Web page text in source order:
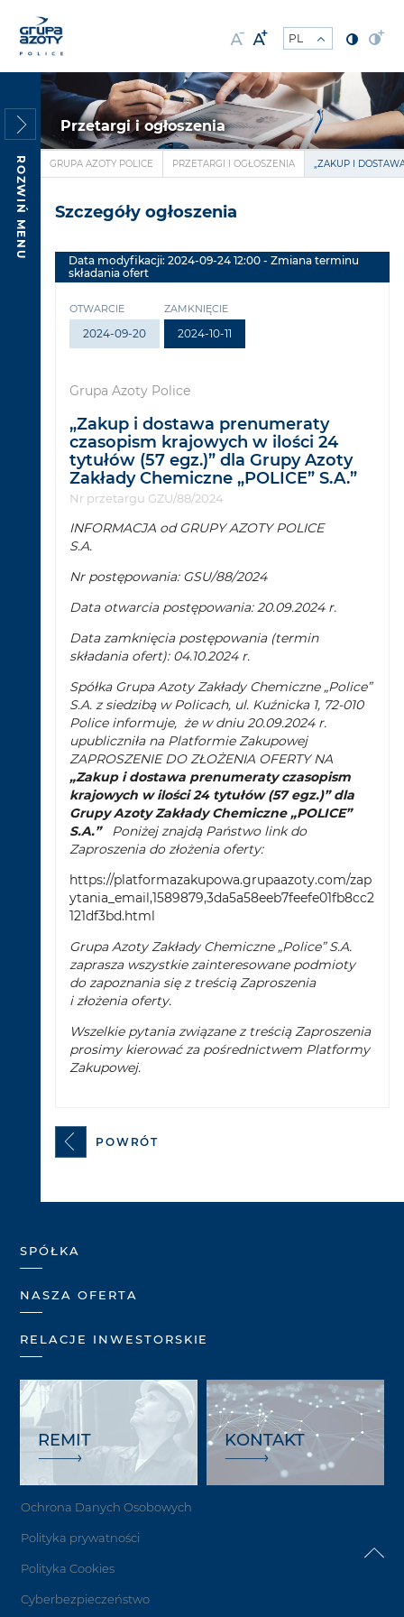
ROZWIŃ MENU
Przetargi i ogłoszenia
GRUPA AZOTY POLICE PRZETARGI I OGŁOSZENIA „ZAKUP I
Szczegóły ogłoszenia
Data modyfikacji: 2024-09-24 12:00 - Zmiana terminu
składania ofert
OTWARCIE
2024-09-20
ZAMKNIĘCIE
2024-10-11
Grupa Azoty Police
„Zakup i dostawa prenumeraty
czasopism krajowych w ilości 24
tytułów (57 egz.)” dla Grupy Azoty
Zakłady Chemiczne „POLICE” S.A.”
Nr przetargu GZU/88/2024
INFORMACJA od GRUPY AZOTY POLICE
S.A.
Nr postępowania: GSU/88/2024
Data otwarcia postępowania: 20.09.2024 r.
Data zamknięcia postępowania (termin
składania ofert): 04.10.2024 r.
Spółka Grupa Azoty Zakłady Chemiczne „Police”
S.A. z siedzibą w Policach, ul. Kuźnicka 1, 72-010
Police informuje, że w dniu 20.09.2024 r.
upubliczniła na Platformie Zakupowej
ZAPROSZENIE DO ZŁOŻENIA OFERTY NA
„Zakup i dostawa prenumeraty czasopism
krajowych w ilości 24 tytułów (57 egz.)” dla
Grupy Azoty Zakłady Chemiczne „POLICE”
S.A.” Poniżej znajdą Państwo link do
Zaproszenia do złożenia oferty:
https://platformazakupowa.grupaazoty.com/zap
ytania_email,1589879,3da5a58eeb7feefe01fb8cc2
121df3bd.html
Grupa Azoty Zakłady Chemiczne „Police” S.A.
zaprasza wszystkie zainteresowane podmioty
do zapoznania się z treścią Zaproszenia
i złożenia oferty.
Wszelkie pytania związane z treścią Zaproszenia
prosimy kierować za pośrednictwem Platformy
Zakupowej.
POWRÓT
SPÓŁKA
NASZA OFERTA
RELACJE INWESTORSKIE
REMIT KONTAKT
Ochrona Danych Osobowych
Polityka prywatności
Polityka Cookies
Cyberbezpieczeństwo